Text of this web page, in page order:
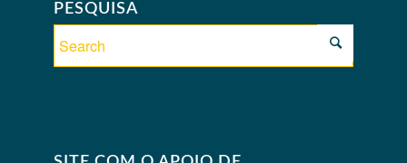
PESQUISA